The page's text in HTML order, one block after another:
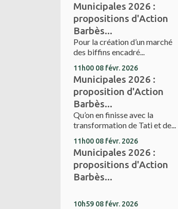
Municipales 2026 :
propositions d'Action
Barbès...
Pour la création d’un marché
des biffins encadré...
11h00 08 févr. 2026
Municipales 2026 :
proposition d'Action
Barbès...
Qu’on en finisse avec la
transformation de Tati et de...
11h00 08 févr. 2026
Municipales 2026 :
propositions d'Action
Barbès...
10h59 08 févr. 2026